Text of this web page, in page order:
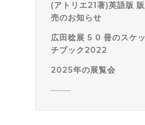
(アトリエ21著)英語版 販
売のお知らせ
広田稔展 5 0 冊のスケッ
チブック2022
2025年の展覧会